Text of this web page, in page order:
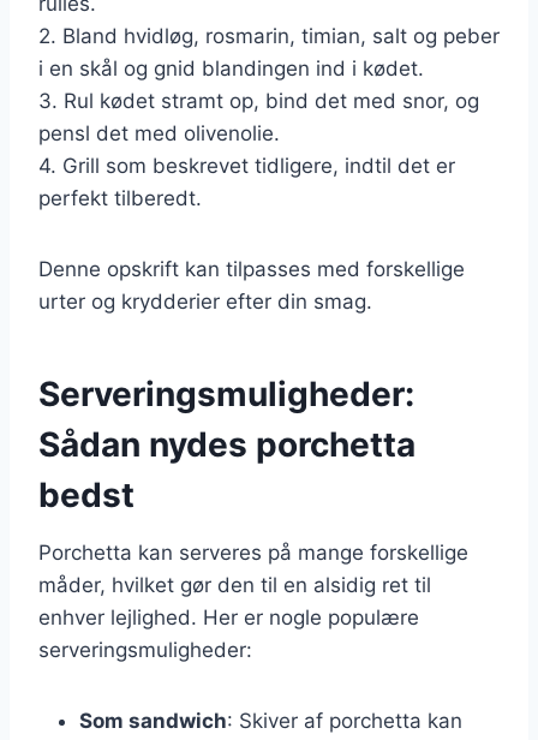
2. Bland hvidløg, rosmarin, timian, salt og peber
i en skål og gnid blandingen ind i kødet.
3. Rul kødet stramt op, bind det med snor, og
pensl det med olivenolie.
4. Grill som beskrevet tidligere, indtil det er
perfekt tilberedt.
Denne opskrift kan tilpasses med forskellige
urter og krydderier efter din smag.
Serveringsmuligheder:
Sådan nydes porchetta
bedst
Porchetta kan serveres på mange forskellige
måder, hvilket gør den til en alsidig ret til
enhver lejlighed. Her er nogle populære
serveringsmuligheder:
Som sandwich: Skiver af porchetta kan